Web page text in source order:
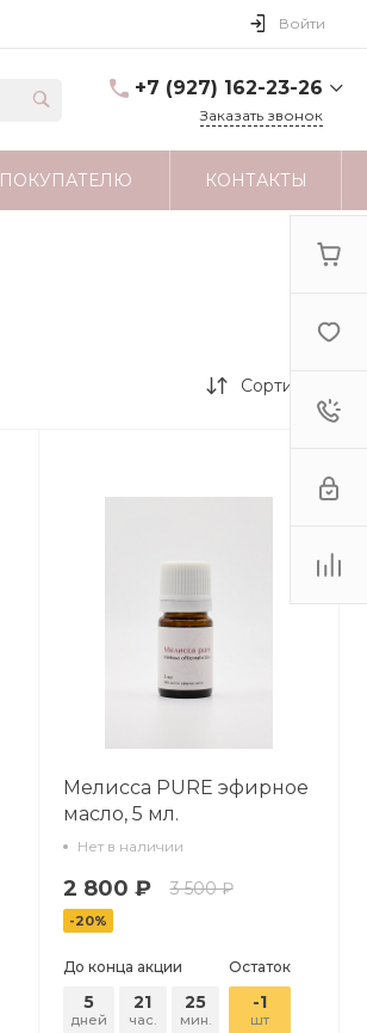
Войти
+7 (927) 162-23-26
astartamag@yandex.ru
Заказать звонок
ПОКУПАТЕЛЮ КОНТАКТЫ
Сортировка
Мелисса PURE эфирное
масло, 5 мл.
Нет в наличии
2 800 ₽ 3 500 ₽
-20%
До конца акции
5
дней
21
час.
25
мин.
Остаток
-1
шт